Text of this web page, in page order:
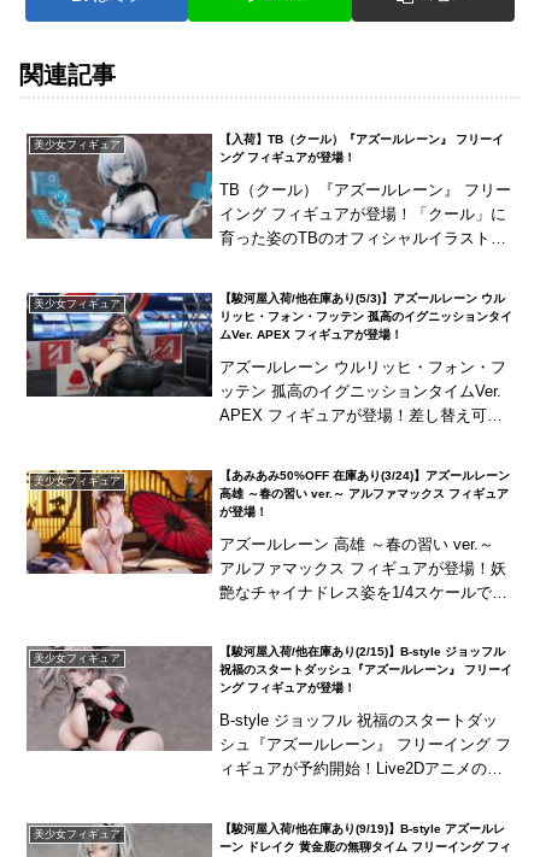
関連記事
美少女フィギュア
【入荷】TB（クール）『アズールレーン』 フリーイ
ング フィギュアが登場！
TB（クール）『アズールレーン』 フリー
イング フィギュアが登場！「クール」に
育った姿のTBのオフィシャルイラストを
美少女フィギュア
【駿河屋入荷/他在庫あり(5/3)】アズールレーン ウル
リッヒ・フォン・フッテン 孤高のイグニッションタイ
ムVer. APEX フィギュアが登場！
アズールレーン ウルリッヒ・フォン・フ
ッテン 孤高のイグニッションタイムVer.
APEX フィギュアが登場！差し替え可能
売中止...
美少女フィギュア
【あみあみ50%OFF 在庫あり(3/24)】アズールレーン
高雄 ～春の習い ver.～ アルファマックス フィギュア
が登場！
アズールレーン 高雄 ～春の習い ver.～
アルファマックス フィギュアが登場！妖
艶なチャイナドレス姿を1/4スケールで細
美少女フィギュア
【駿河屋入荷/他在庫あり(2/15)】B-style ジョッフル
祝福のスタートダッシュ『アズールレーン』 フリーイ
ング フィギュアが登場！
B-style ジョッフル 祝福のスタートダッ
シュ『アズールレーン』 フリーイング フ
ィギュアが予約開始！Live2Dアニメのジ
美少女フィギュア
【駿河屋入荷/他在庫あり(9/19)】B-style アズールレ
ーン ドレイク 黄金鹿の無聊タイム フリーイング フィ